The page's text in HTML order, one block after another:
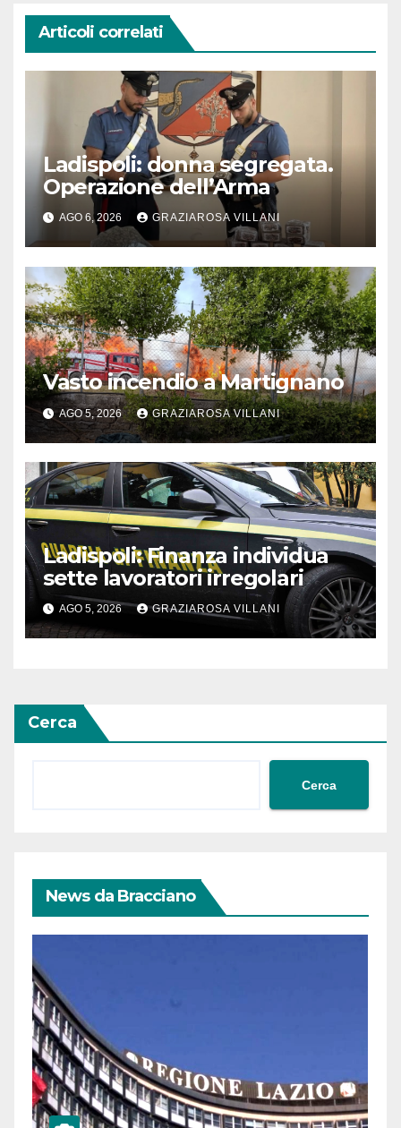
Articoli correlati
Ladispoli: donna segregata.
Operazione dell’Arma
AGO 6, 2026 GRAZIAROSA VILLANI
Vasto incendio a Martignano
AGO 5, 2026 GRAZIAROSA VILLANI
Ladispoli: Finanza individua
sette lavoratori irregolari
AGO 5, 2026 GRAZIAROSA VILLANI
Cerca
Cerca
News da Bracciano